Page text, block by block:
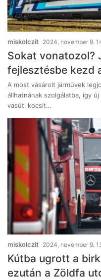
miskolczit 2024, november 9.
Sokat vonatozol?
fejlesztésbe kezd
A most vásárolt járművek
állhatnának szolgálatba, így
vasúti kocsit…
miskolczit 2024, november 9.
Kútba ugrott a
ezután a Zöldfa